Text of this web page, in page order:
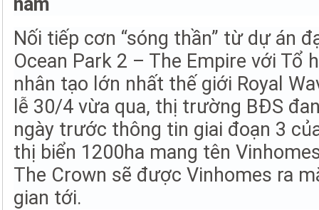
Nối tiếp cơn “sóng thần” từ dự án
Ocean Park 2 – The Empire với Tổ
nhân tạo lớn nhất thế giới Royal
lễ 30/4 vừa qua, thị trường BĐS
ngày trước thông tin giai đoạn 3
thị biển 1200ha mang tên
The Crown sẽ được Vinhomes ra
gian tới.